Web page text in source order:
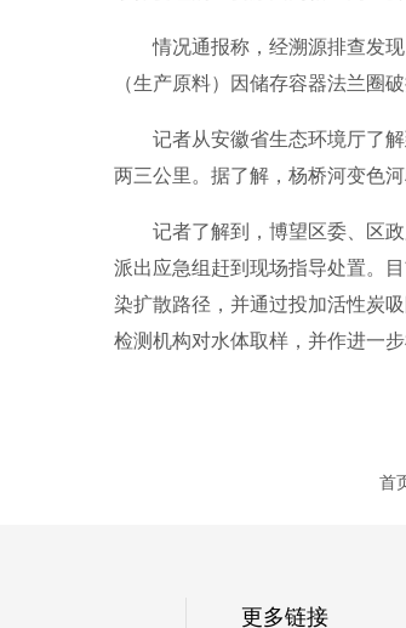
情况通报称，经溯源排查发现
（生产原料）因储存容器法兰圈
记者从安徽省生态环境厅了解
两三公里。据了解，杨桥河变色
记者了解到，博望区委、区政
派出应急组赶到现场指导处置。
染扩散路径，并通过投加活性炭
检测机构对水体取样，并作进一步
首
更多链接